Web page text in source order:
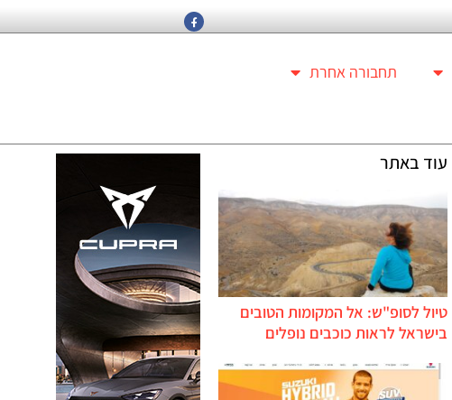
תחבורה אחרת
עוד באתר
טיול לסופ"ש: אל המקומות הטובים
בישראל לראות כוכבים נופלים